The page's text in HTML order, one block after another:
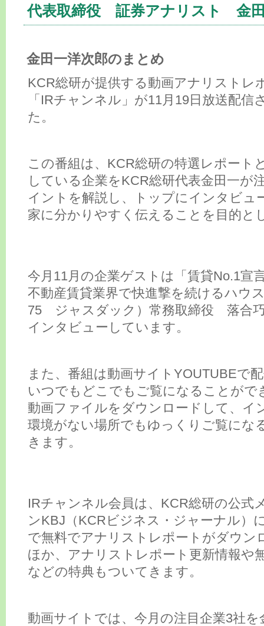
代表取締役 証券アナリスト 金
金田一洋次郎のまとめ
KCR総研が提供する動画アナリストレ
「IRチャンネル」が11月19日放送配信
た。
この番組は、KCR総研の特選レポート
している企業をKCR総研代表金田一が
イントを解説し、トップにインタビュ
家に分かりやすく伝えることを目的と
今月11月の企業ゲストは「賃貸No.1宣
不動産賃貸業界で快進撃を続けるハウ
75 ジャスダック）常務取締役 落合
インタビューしています。
また、番組は動画サイトYOUTUBEで
いつでもどこでもご覧になることがで
動画ファイルをダウンロードして、イ
環境がない場所でもゆっくりご覧にな
きます。
IRチャンネル会員は、KCR総研の公式
ンKBJ（KCRビジネス・ジャーナル）
で無料でアナリストレポートがダウン
ほか、アナリストレポート更新情報や
などの特典もついてきます。
動画サイトでは、今月の注目企業3社を